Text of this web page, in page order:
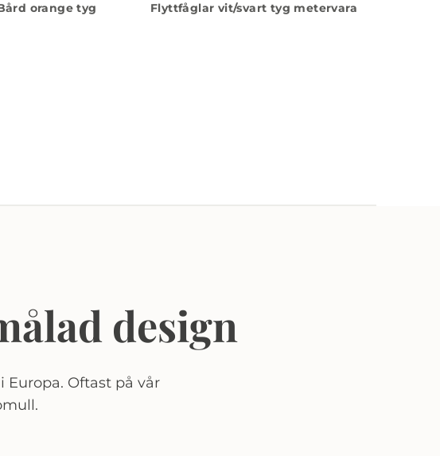
orange tyg
Flyttfåglar vit/svart tyg metervara
design
Europa. Oftast på vår